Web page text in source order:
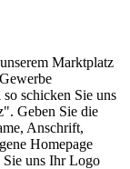
Marktplatz
schicken Sie uns
Geben Sie die
Anschrift,
Homepage
Sie uns Ihr Logo